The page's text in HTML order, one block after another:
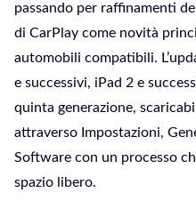
passando per raffinamenti
di CarPlay come novità
automobili compatibili.
e successivi, iPad 2 e
quinta generazione,
attraverso Impostazioni,
Software con un processo
spazio libero.